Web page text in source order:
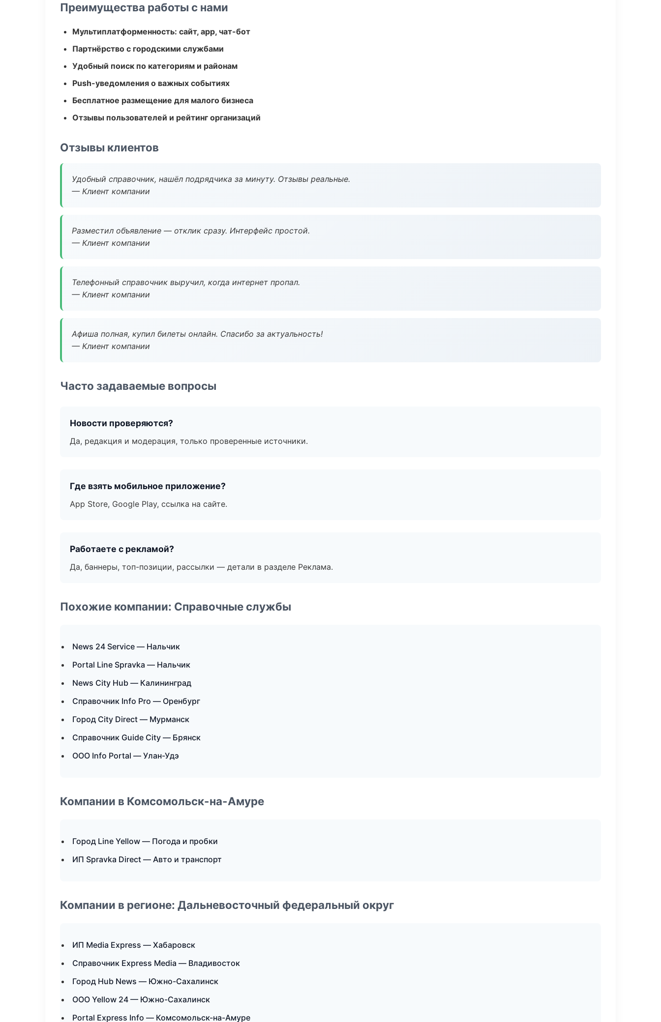
Преимущества работы с нами
Мультиплатформенность: сайт, app, чат-бот
Партнёрство с городскими службами
Удобный поиск по категориям и районам
Push-уведомления о важных событиях
Бесплатное размещение для малого бизнеса
Отзывы пользователей и рейтинг организаций
Отзывы клиентов
Удобный справочник, нашёл подрядчика за минуту. Отзывы реальные.
— Клиент компании
Разместил объявление — отклик сразу. Интерфейс простой.
— Клиент компании
Телефонный справочник выручил, когда интернет пропал.
— Клиент компании
Афиша полная, купил билеты онлайн. Спасибо за актуальность!
— Клиент компании
Часто задаваемые вопросы
Новости проверяются?
Да, редакция и модерация, только проверенные источники.
Где взять мобильное приложение?
App Store, Google Play, ссылка на сайте.
Работаете с рекламой?
Да, баннеры, топ-позиции, рассылки — детали в разделе Реклама.
Похожие компании: Справочные службы
News 24 Service — Нальчик
Portal Line Spravka — Нальчик
News City Hub — Калининград
Справочник Info Pro — Оренбург
Город City Direct — Мурманск
Справочник Guide City — Брянск
ООО Info Portal — Улан-Удэ
Компании в Комсомольск-на-Амуре
Город Line Yellow — Погода и пробки
ИП Spravka Direct — Авто и транспорт
Компании в регионе: Дальневосточный федеральный округ
ИП Media Express — Хабаровск
Справочник Express Media — Владивосток
Город Hub News — Южно-Сахалинск
ООО Yellow 24 — Южно-Сахалинск
Portal Express Info — Комсомольск-на-Амуре